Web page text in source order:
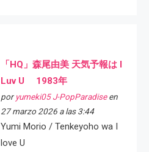
「HQ」森尾由美 天気予報は I
Luv U 1983年
por yumeki05 J-PopParadiseen
27 marzo 2026 a las 3:44
Yumi Morio / Tenkeyoho wa I
love U